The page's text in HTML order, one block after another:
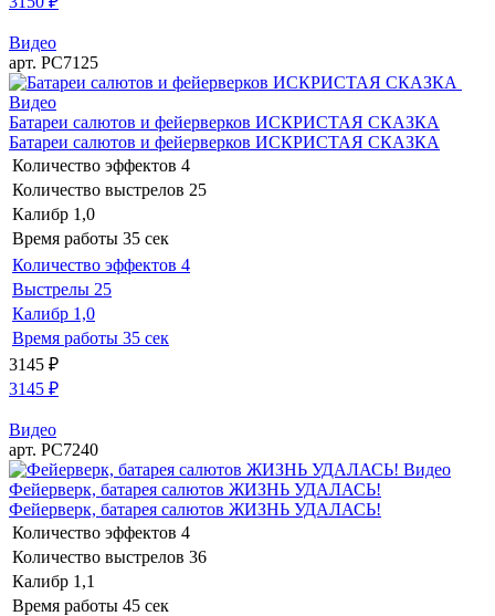
Видео
арт. РС7125
Видео
Батареи салютов и фейерверков ИСКРИСТАЯ СКАЗКА
Батареи салютов и фейерверков ИСКРИСТАЯ СКАЗКА
Количество эффектов 4
Количество выстрелов 25
Калибр 1,0
Время работы 35 сек
Количество эффектов 4
Выстрелы 25
Калибр 1,0
Время работы 35 сек
3145 ₽
3145 ₽
Видео
арт. РС7240
Видео
Фейерверк, батарея салютов ЖИЗНЬ УДАЛАСЬ!
Фейерверк, батарея салютов ЖИЗНЬ УДАЛАСЬ!
Количество эффектов 4
Количество выстрелов 36
Калибр 1,1
Время работы 45 сек